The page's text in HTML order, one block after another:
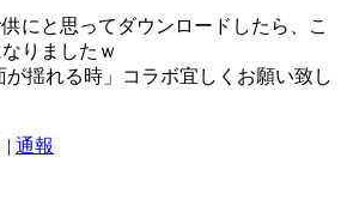
にと思ってダウンロードしたら、こ
りましたｗ
が揺れる時」コラボ宜しくお願い致し
| 通報